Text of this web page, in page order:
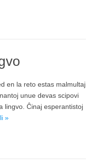
en la reto estas malmultaj
unue devas scipovi
lingvo. Ĉinaj esperantistoj
»